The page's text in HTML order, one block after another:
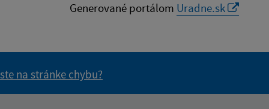
Generované portálom Uradne.sk
na stránke chybu?